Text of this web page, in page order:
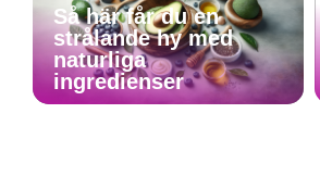
Så här får du en
strålande hy med
naturliga
ingredienser